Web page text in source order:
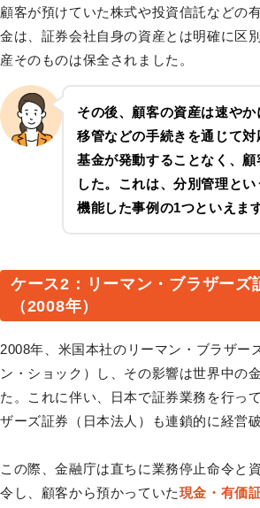
顧客が預けていた株式や投資信託などの
金は、証券会社自身の資産とは明確に区
産そのものは保全されました。
その後、顧客の資産は速や
移管などの手続きを通じて対
基金が発動することなく 、顧
した。これは、分別管理と
機能した事例の1つといえます
ケース2：リーマン・ブラザーズ
（2008年）
2008年、米国本社のリーマン・ブラザー
ン・ショック）し、その影響は世界中の
た。これに伴い、日本で証券業務を行っ
ザーズ証券（日本法人）も連鎖的に経営
この際、金融庁は直ちに業務停止命令と
令し、顧客から預かっていた現金・有価